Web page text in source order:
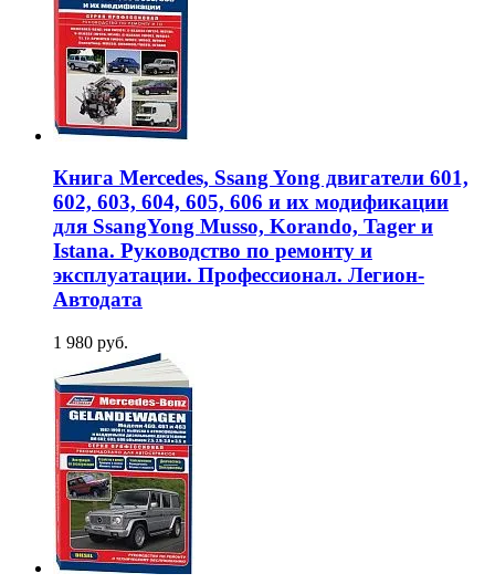
Книга Mercedes, Ssang Yong двигатели 601,
602, 603, 604, 605, 606 и их модификации
для SsangYong Musso, Korando, Tager и
Istana. Руководство по ремонту и
эксплуатации. Профессионал. Легион-
Aвтодата
1 980 руб.